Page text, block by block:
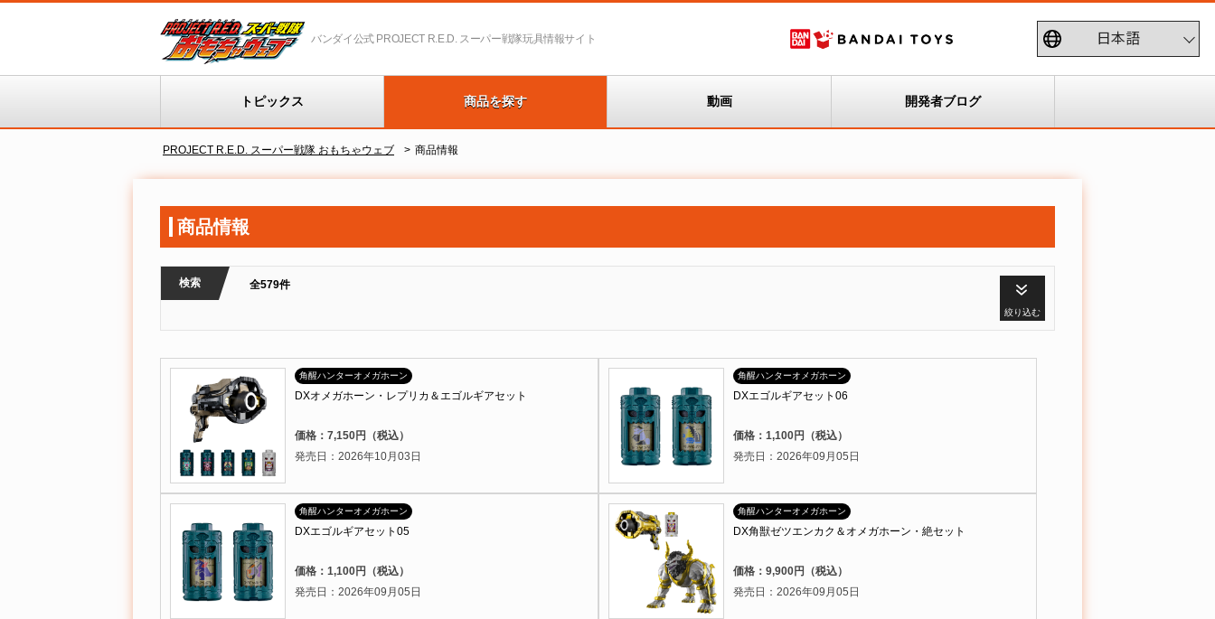
バンダイ公式 PROJECT R.E.D. スーパー戦隊玩具情報サイト
トピックス 商品を探す 動画 開発者ブログ
PROJECT R.E.D. スーパー戦隊 おもちゃウェブ 商品情報
商品情報
検索 全579件
絞り込む
角醒ハンターオメガホーン
DXオメガホーン・レプリカ＆エゴルギアセット
価格：7,150円（税込）
発売日：2026年10月03日
角醒ハンターオメガホーン
DXエゴルギアセット06
価格：1,100円（税込）
発売日：2026年09月05日
角醒ハンターオメガホーン
DXエゴルギアセット05
価格：1,100円（税込）
発売日：2026年09月05日
角醒ハンターオメガホーン
DX角獣ゼツエンカク＆オメガホーン・絶セット
価格：9,900円（税込）
発売日：2026年09月05日